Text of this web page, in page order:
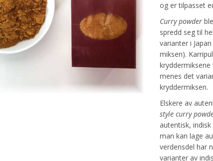
og er tilpasset
Curry powder
spredd seg til
varianter i
miksen).
menes det
kryddermiksen.
Elskere av
style curry
autentisk,
man kan lage
verdensdel har
varianter av